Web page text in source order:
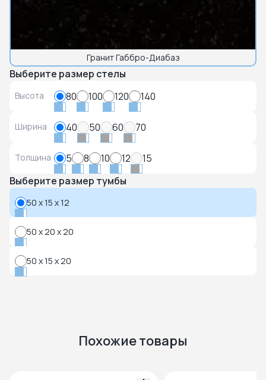
Гранит Габбро-Диабаз
Выберите размер стелы
Высота 80 100 120 140
Ширина 40 50 60 70
Толщина 5 8 10 12
15
Выберите размер тумбы
50 x 15 x 12
50 x 20 x 20
50 x 15 x 20
Похожие товары